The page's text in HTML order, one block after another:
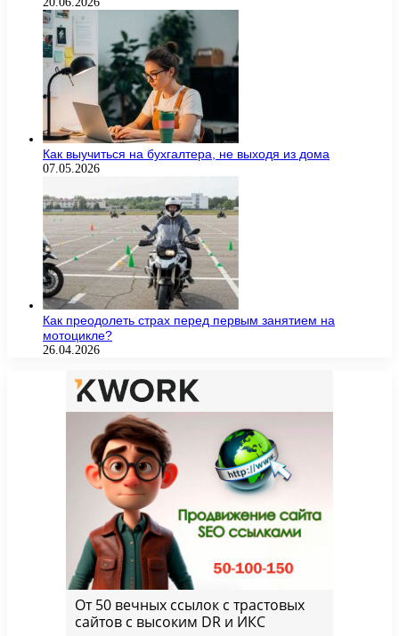
Как выучиться на бухгалтера, не выходя из дома
07.05.2026
Как преодолеть страх перед первым занятием на
мотоцикле?
26.04.2026